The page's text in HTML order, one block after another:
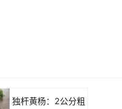
独杆黄杨：2公分粗